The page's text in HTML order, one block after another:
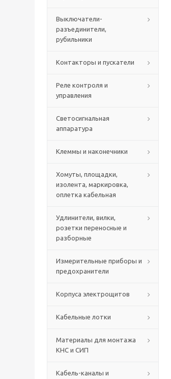
Выключатели-
разъединители,
рубильники
Контакторы и пускатели
Реле контроля и
управления
Светосигнальная
аппаратура
Клеммы и наконечники
Хомуты, площадки,
изолента, маркировка,
оплетка кабельная
Удлинители, вилки,
розетки переносные и
разборные
Измерительные приборы и
предохранители
Корпуса электрощитов
Кабельные лотки
Материалы для монтажа
КНС и СИП
Кабель-каналы и